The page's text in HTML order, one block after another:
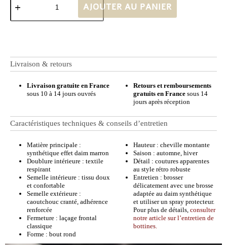
AJOUTER AU PANIER
Caractéristiques techniques & conseils d’entretien
Matière principale :
synthétique effet daim marron
Doublure intérieure : textile
respirant
Semelle intérieure : tissu doux
et confortable
Semelle extérieure :
caoutchouc cranté, adhérence
renforcée
Fermeture : laçage frontal
classique
Forme : bout rond
Hauteur : cheville montante
Saison : automne, hiver
Détail : coutures apparentes
au style rétro robuste
Entretien : brosser
délicatement avec une brosse
adaptée au daim synthétique
et utiliser un spray protecteur.
Pour plus de détails, consulter
notre article sur l’entretien de
bottines.
Livraison & retours
Livraison gratuite en France
sous 10 à 14 jours ouvrés
Retours et remboursements
gratuits en France sous 14
jours après réception